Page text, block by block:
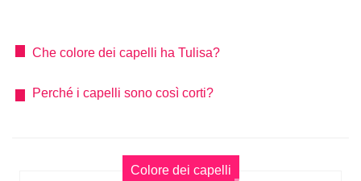
Che colore dei capelli ha Tulisa?
Perché i capelli sono così corti?
Colore dei capelli